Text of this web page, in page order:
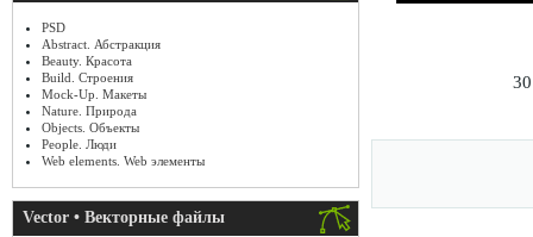
PSD
Abstract. Абстракция
Beauty. Красота
Build. Строения
Mock-Up. Макеты
Nature. Природа
Objects. Объекты
People. Люди
Web elements. Web элементы
Vector • Векторные файлы